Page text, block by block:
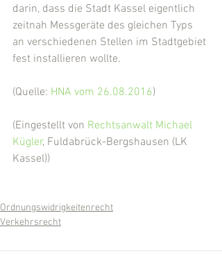
darin, dass die Stadt Kassel eigentlich
zeitnah Messgeräte des gleichen Typs
an verschiedenen Stellen im Stadtgebiet
fest installieren wollte.
(Quelle: HNA vom 26.08.2016)
(Eingestellt von Rechtsanwalt Michael
Kügler, Fuldabrück-Bergshausen (LK
Kassel))
Ordnungswidrigkeitenrecht
Verkehrsrecht